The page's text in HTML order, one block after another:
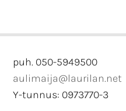
puh. 050-5949500
aulimaija@laurilan.net
Y-tunnus: 0973770-3